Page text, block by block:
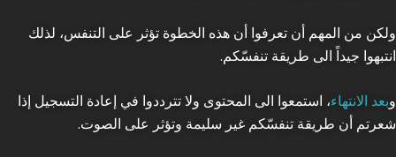
ولكن من المهم أن تعرفوا أن هذه الخطوة تؤثر على التنفس، لذلك
انتبهوا جيداً الى طريقة تنفسّكم.
وبعد الانتهاء، استمعوا الى المحتوى ولا تترددوا في إعادة التسجيل إذا
شعرتم أن طريقة تنفسّكم غير سليمة وتؤثر على الصوت.